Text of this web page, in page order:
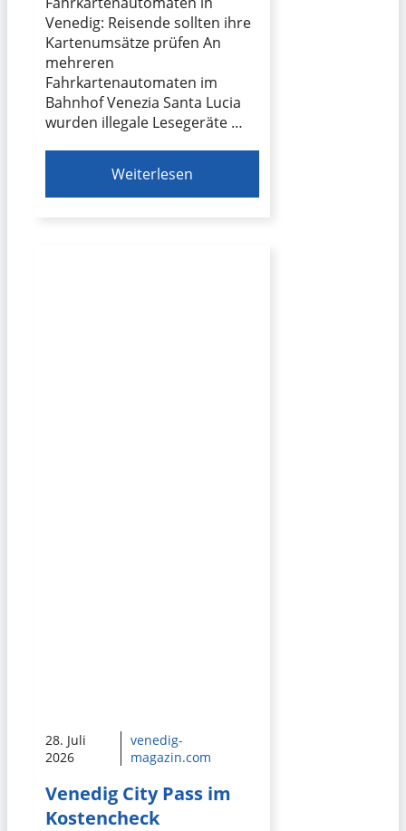
Venedig: Reisende sollten ihre
Kartenumsätze prüfen An
mehreren
Fahrkartenautomaten im
Bahnhof Venezia Santa Lucia
wurden illegale Lesegeräte …
Weiterlesen
28. Juli
2026
venedig-
magazin.com
Venedig City Pass im
Kostencheck